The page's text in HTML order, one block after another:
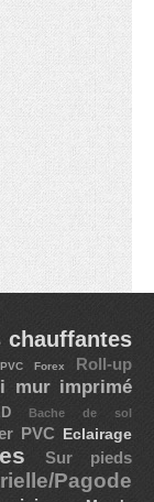
chauffantes
PVC Forex Roll-up
mur imprimé
Bache de sol
PVC Eclairage
Sur pieds
Pagode